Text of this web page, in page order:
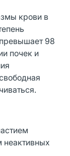
крови в
98
почек и
неактивных